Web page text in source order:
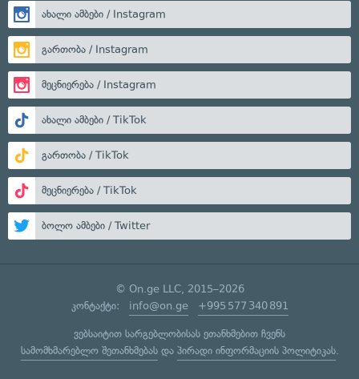
ახალი ამბები / Instagram
გართობა / Instagram
მეცნიერება / Instagram
ახალი ამბები / TikTok
გართობა / TikTok
მეცნიერება / TikTok
ბოლო ამბები / Twitter
© On.ge LLC, 2015–2026
კონტაქტი: info@on.ge +995 577 340 891
ვებსაიტით სარგებლობისას ეთანხმებით ჩვენს
სამომხმარებლო შეთანხმებასდა პირადი ინფორმაციის პოლიტიკას.